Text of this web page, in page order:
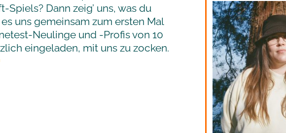
Spiels? Dann zeig’ uns, was du
uns gemeinsam zum ersten Mal
Neulinge und -Profis von 10
eingeladen, mit uns zu zocken.